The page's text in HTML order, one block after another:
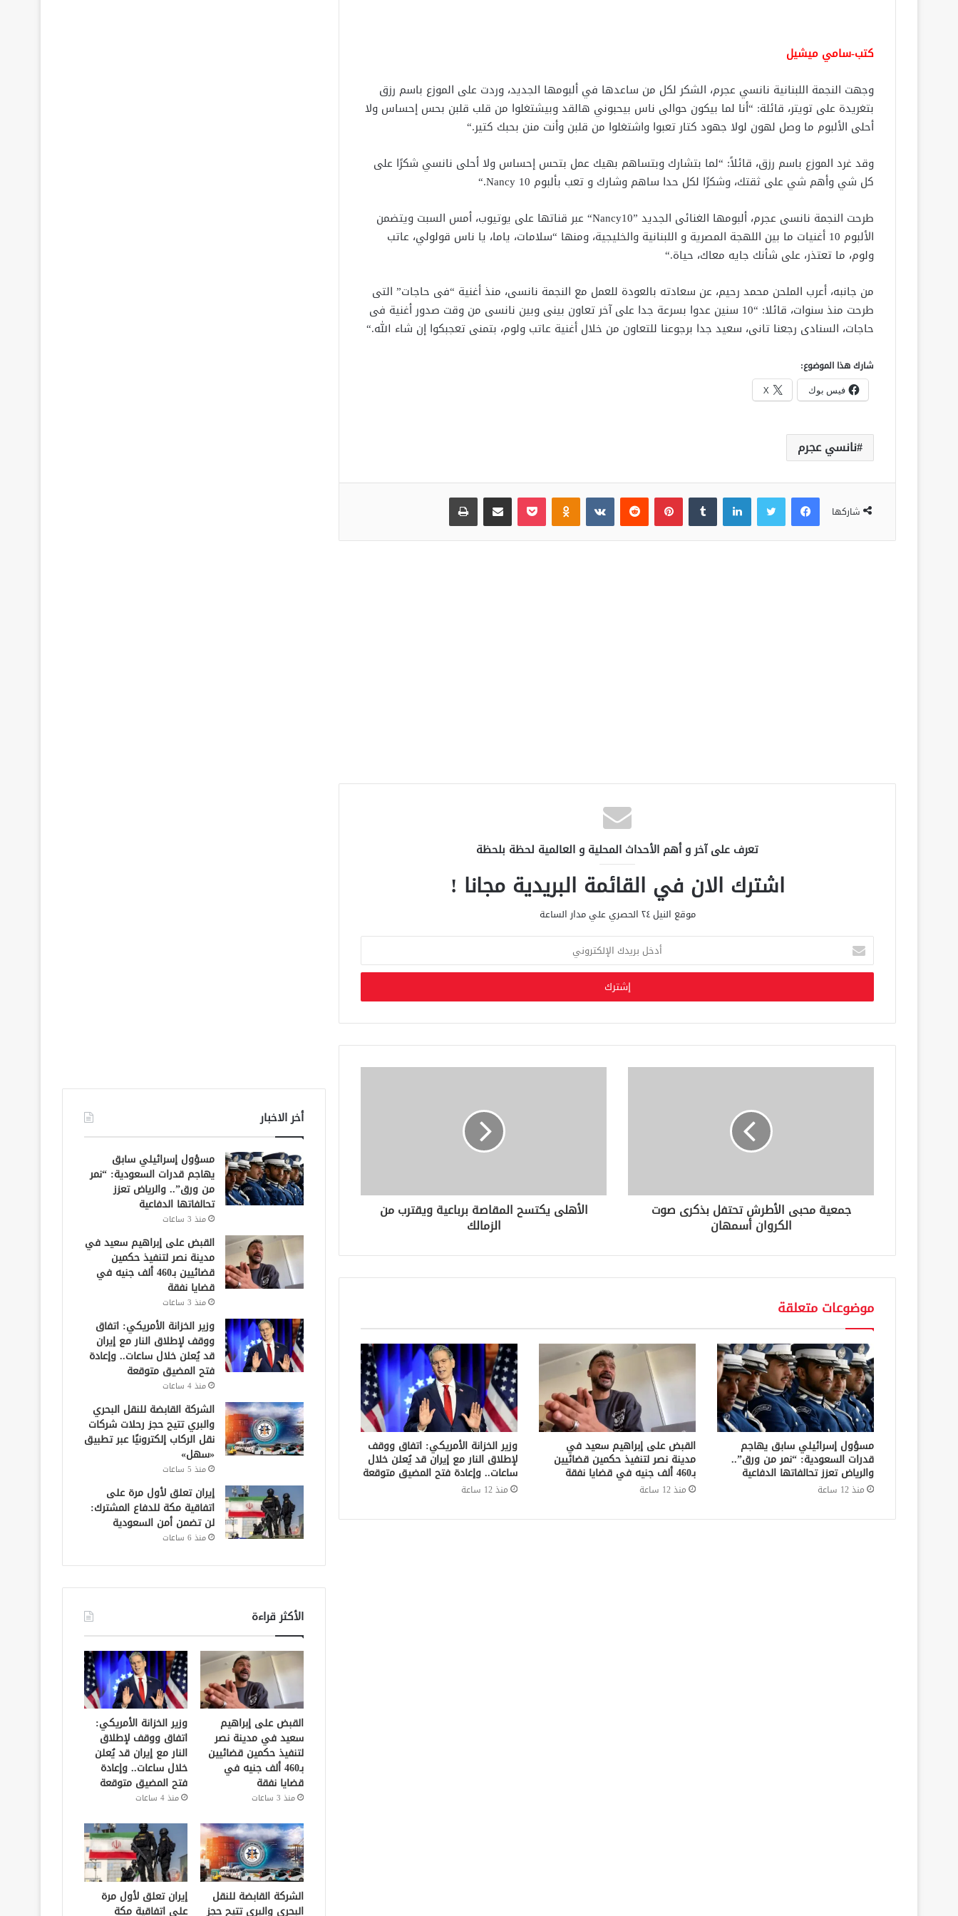
كتب-سامي ميشيل
وجهت النجمة اللبنانية نانسي عجرم، الشكر لكل من ساعدها في ألبومها الجديد، وردت على الموزع باسم رزق
بتغريدة على تويتر، قائلة: “أنا لما بيكون حوالى ناس بيحبوني هالقد وبيشتغلوا من قلب قلبن بحس إحساس ولا
أحلى الألبوم ما وصل لهون لولا جهود كتار تعبوا واشتغلوا من قلبن وأنت منن بحبك كتير“.
وقد غرد الموزع باسم رزق، قائلاً: “لما بتشارك وبتساهم بهيك عمل بتحس إحساس ولا أحلى نانسي شكرًا على
كل شي وأهم شي على ثقتك، وشكرًا لكل حدا ساهم وشارك و تعب بألبوم “.Nancy 10
طرحت النجمة نانسى عجرم، ألبومها الغنائى الجديد “Nancy10” عبر قناتها على يوتيوب، أمس السبت ويتضمن
الألبوم 10 أغنيات ما بين اللهجة المصرية و اللبنانية والخليجية، ومنها “سلامات، ياما، يا ناس قولولي، عاتب
ولوم، ما تعتذر، على شأنك جايه معاك، حياة“.
من جانبه، أعرب الملحن محمد رحيم، عن سعادته بالعودة للعمل مع النجمة نانسى، منذ أغنية “فى حاجات” التى
طرحت منذ سنوات، قائلا: “10 سنين عدوا بسرعة جدا على آخر تعاون بينى وبين نانسى من وقت صدور أغنية فى
حاجات، السنادى رجعنا تانى، سعيد جدا برجوعنا للتعاون من خلال أغنية عاتب ولوم، بتمنى تعجبكوا إن شاء الله“.
شارك هذا الموضوع:
فيس بوك X
نانسي عجرم
شاركها
فيسبوك لينكدإن بينتيريست بوكيت
تعرف على آخر و أهم الأحداث المحلية و العالمية لحظة بلحظة
اشترك الان في القائمة البريدية مجانا !
موقع النيل ٢٤ الحصري علي مدار الساعة
خ
ب
د
ك
ن
جمعية محبى الأطرش تحتفل بذكرى صوت
الكروان أسمهان
الأهلى يكتسح المقاصة برباعية ويقترب من
الزمالك
موضوعات متعلقة
مسؤول إسرائيلي سابق يهاجم
قدرات السعودية: “نمر من ورق”..
والرياض تعزز تحالفاتها الدفاعية
منذ 12 ساعة
القبض على إبراهيم سعيد في
مدينة نصر لتنفيذ حكمين قضائيين
بـ460 ألف جنيه في قضايا نفقة
منذ 12 ساعة
وزير الخزانة الأمريكي: اتفاق ووقف
لإطلاق النار مع إيران قد يُعلن خلال
ساعات.. وإعادة فتح المضيق متوقعة
منذ 12 ساعة
أخر الاخبار
مسؤول إسرائيلي سابق
يهاجم قدرات السعودية: “نمر
من ورق”.. والرياض تعزز
تحالفاتها الدفاعية
منذ 3 ساعات
القبض على إبراهيم سعيد في
مدينة نصر لتنفيذ حكمين
قضائيين بـ460 ألف جنيه في
قضايا نفقة
منذ 3 ساعات
وزير الخزانة الأمريكي: اتفاق
ووقف لإطلاق النار مع إيران
قد يُعلن خلال ساعات.. وإعادة
فتح المضيق متوقعة
منذ 4 ساعات
الشركة القابضة للنقل البحري
والبري تتيح حجز رحلات شركات
نقل الركاب إلكترونيًا عبر تطبيق
«سهل»
منذ 5 ساعات
إيران تعلق لأول مرة على
اتفاقية مكة للدفاع المشترك:
لن تضمن أمن السعودية
منذ 6 ساعات
الأكثر قراءة
القبض على إبراهيم
سعيد في مدينة نصر
لتنفيذ حكمين قضائيين
بـ460 ألف جنيه في
قضايا نفقة
منذ 3 ساعات
وزير الخزانة الأمريكي:
اتفاق ووقف لإطلاق
النار مع إيران قد يُعلن
خلال ساعات.. وإعادة
فتح المضيق متوقعة
منذ 4 ساعات
الشركة القابضة للنقل
البحري والبري تتيح حجز
إيران تعلق لأول مرة
على اتفاقية مكة